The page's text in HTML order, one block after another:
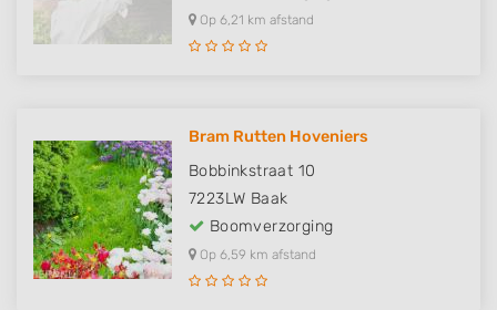
Op 6,21 km afstand
Bram Rutten Hoveniers
Bobbinkstraat 10
7223LW Baak
Boomverzorging
Op 6,59 km afstand